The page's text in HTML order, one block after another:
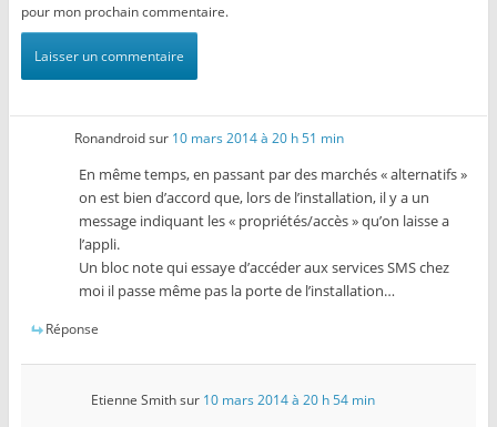
pour mon prochain commentaire.
Ronandroidsur 10 mars 2014 à 20 h 51 min
En même temps, en passant par des marchés « alternatifs »
on est bien d’accord que, lors de l’installation, il y a un
message indiquant les « propriétés/accès » qu’on laisse a
l’appli.
Un bloc note qui essaye d’accéder aux services SMS chez
moi il passe même pas la porte de l’installation…
Réponse
Etienne Smithsur 10 mars 2014 à 20 h 54 min